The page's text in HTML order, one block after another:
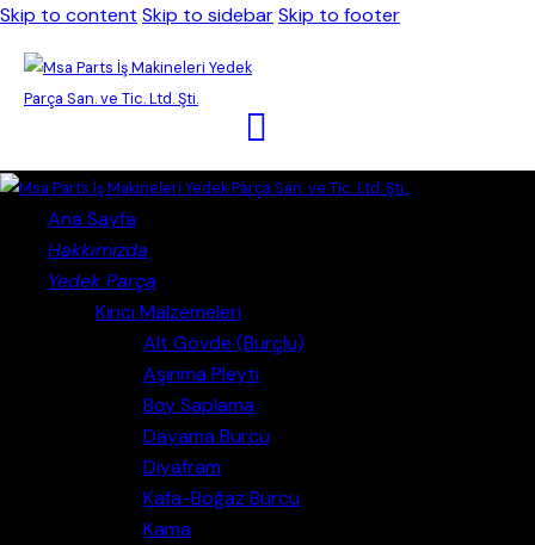
Skip to content Skip to sidebarSkip to footer
Ana Sayfa
Hakkımızda
Yedek Parça
Kırıcı Malzemeleri
Alt Gövde (Burçlu)
Aşınma Pleyti
Boy Saplama
Dayama Burcu
Diyafram
Kafa-Boğaz Burcu
Kama